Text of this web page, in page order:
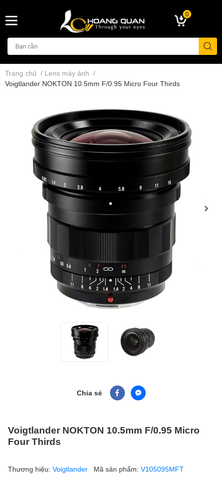
0
Trang chủ / Lens máy ảnh /
Voigtlander NOKTON 10.5mm F/0.95 Micro Four Thirds
Chia sẻ
Voigtlander NOKTON 10.5mm F/0.95 Micro
Four Thirds
Thương hiệu: Voigtlander Mã sản phẩm: V105095MFT